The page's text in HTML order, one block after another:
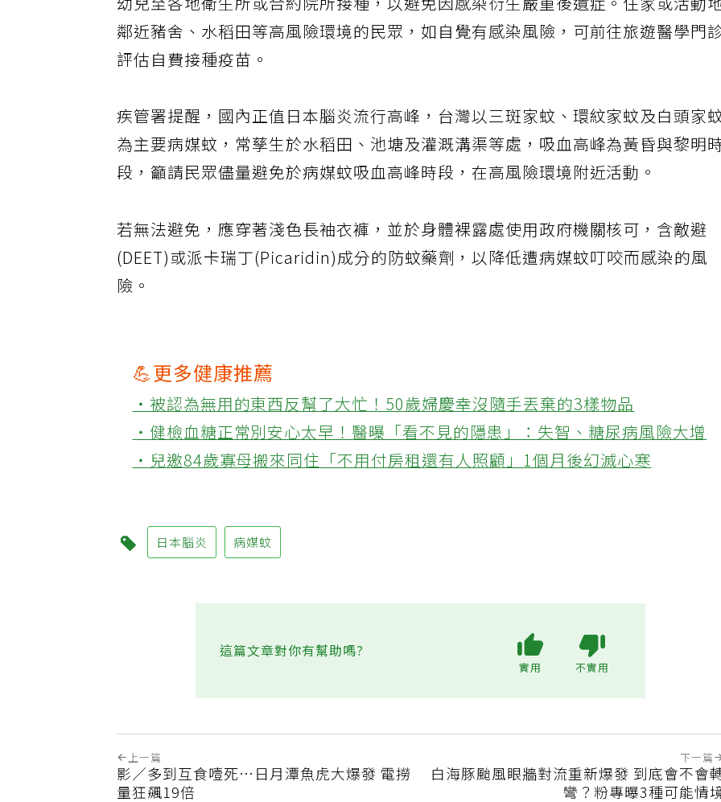
幼兒至各地衛生所或合約院所接種，以避免因感染衍生嚴重後遺症。住家或活動
鄰近豬舍、水稻田等高風險環境的民眾，如自覺有感染風險，可前往旅遊醫學門
評估自費接種疫苗。
疾管署提醒，國內正值日本腦炎流行高峰，台灣以三斑家蚊、環紋家蚊及白頭家
為主要病媒蚊，常孳生於水稻田、池塘及灌溉溝渠等處，吸血高峰為黃昏與黎明
段，籲請民眾儘量避免於病媒蚊吸血高峰時段，在高風險環境附近活動。
若無法避免，應穿著淺色長袖衣褲，並於身體裸露處使用政府機關核可，含敵避
(DEET)或派卡瑞丁(Picaridin)成分的防蚊藥劑，以降低遭病媒蚊叮咬而感染的風
險。
💪更多健康推薦
‧被認為無用的東西反幫了大忙！50歲婦慶幸沒隨手丟棄的3樣物品
‧健檢血糖正常別安心太早！醫曝「看不見的隱患」：失智、糖尿病風險大增
‧兒邀84歲寡母搬來同住「不用付房租還有人照顧」1個月後幻滅心寒
日本腦炎 病媒蚊
上一篇
影／多到互食噎死…日月潭魚虎大爆發 電撈
下一篇
白海豚颱風眼牆對流重新爆發 到底會不會